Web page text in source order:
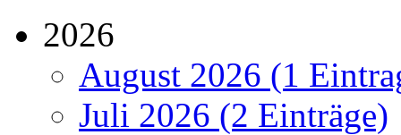
2026
August 2026 (1
Juli 2026 (2 Einträge)